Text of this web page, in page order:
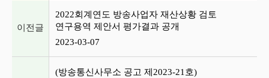
이전글
2022회계연도 방송사업자 재산상황 검토
연구용역 제안서 평가결과 공개
2023-03-07
(방송통신사무소 공고 제2023-21호)